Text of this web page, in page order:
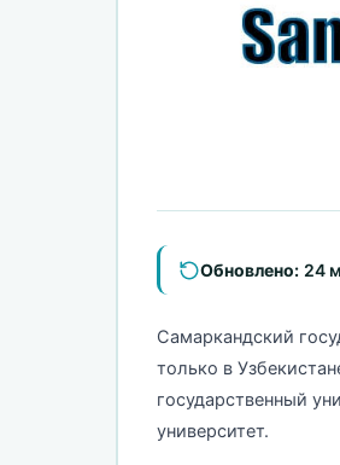
Обновлено: 24
Самаркандский
только в
государственный
университет.